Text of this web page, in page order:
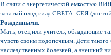
В связи с энергетической емкостью
зачатый плод силу СВЕТА- СЕЯ
Рожденными.
Мать, отец или учитель, обладающие
чувств своим подопечным. Дети
наследственных болезней, а внешний